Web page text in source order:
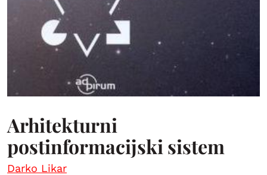
Arhitekturni
postinformacijski sistem
Darko Likar